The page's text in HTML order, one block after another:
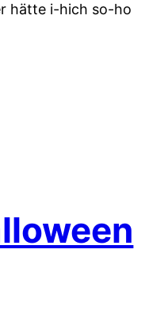
hätte i-hich so-ho